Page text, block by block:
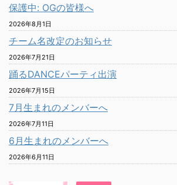
保護中: OGの皆様へ
2026年8月1日
チーム名改定のお知らせ
2026年7月21日
踊るDANCEパーティ出演
2026年7月15日
7月生まれのメンバーへ
2026年7月11日
6月生まれのメンバーへ
2026年6月11日